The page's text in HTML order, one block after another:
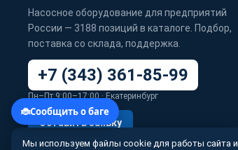
Насосное оборудование для предприятий
России — 3188 позиций в каталоге. Подбор,
поставка со склада, поддержка.
+7 (343) 361-85-99
Пн–Пт 9:00–17:00 · Екатеринбург
Оставить заявку
Мы используем файлы cookie для работы сайта и